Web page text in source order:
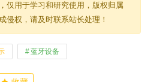
仅用于学习和研究使用，版权归属
侵权，请及时联系站长处理！
蓝牙设备